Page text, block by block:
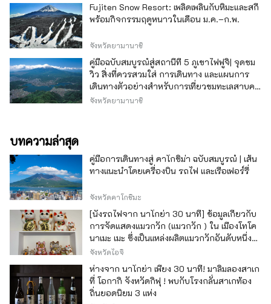
Fujiten Snow Resort: เพลิดเพลินกับหิมะและสกี
พร้อมกิจกรรมฤดูหนาวในเดือน ม.ค.–ก.พ.
จังหวัดยามานาชิ
คู่มือฉบับสมบูรณ์สู่สถานีที่ 5 ภูเขาไฟฟูจิ| จุดชม
วิว สิ่งที่ควรสวมใส่ การเดินทาง และแผนการ
เดินทางตัวอย่างสำหรับการเที่ยวชมทะเลสาบคา
วากุจิ
จังหวัดยามานาชิ
บทความล่าสุด
คู่มือการเดินทางสู่ คาโกชิม่า ฉบับสมบูรณ์ | เส้น
ทางแนะนำโดยเครื่องบิน รถไฟ และเรือเฟอร์รี่
จังหวัดคาโกชิมะ
[นั่งรถไฟจาก นาโกย่า 30 นาที] ข้อมูลเกี่ยวกับ
การจัดแสดงแมวกวัก (แมวกวัก ) ใน เมืองโทโค
นาเมะ เมะ ซึ่งเป็นแหล่งผลิตแมวกวักอันดับหนึ่ง
ของญี่ปุ่น
จังหวัดไอจิ
ห่างจาก นาโกย่า เพียง 30 นาที! มาลิ้มลองสาเก
ที่ โอกากิ จังหวัดกิฟุ ! พบกับโรงกลั่นสาเกท้อง
ถิ่นยอดนิยม 3 แห่ง